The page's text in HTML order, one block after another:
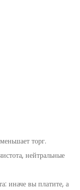
торг.
нейтральные
иначе вы платите, а